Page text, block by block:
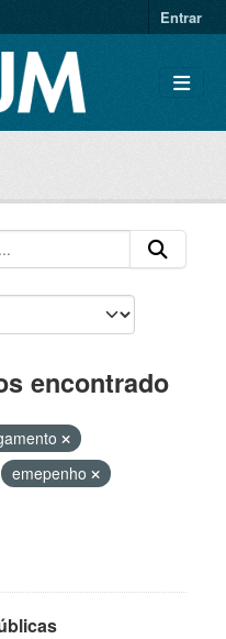
Entrar
encontrado
emepenho